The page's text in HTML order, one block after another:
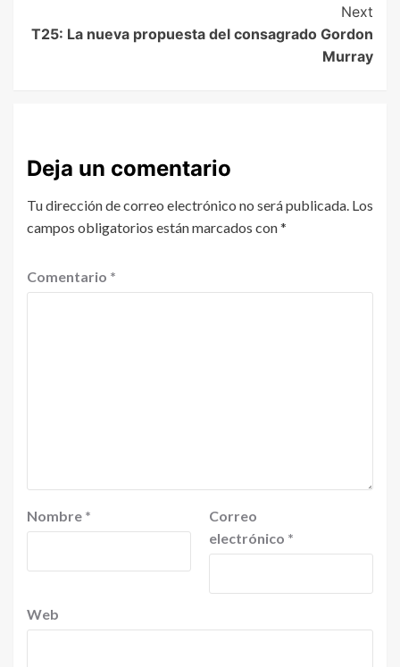
Next
T25: La nueva propuesta del consagrado Gordon
Murray
Deja un comentario
Tu dirección de correo electrónico no será publicada. Los
campos obligatorios están marcados con*
Comentario *
Nombre *
Correo
electrónico *
Web